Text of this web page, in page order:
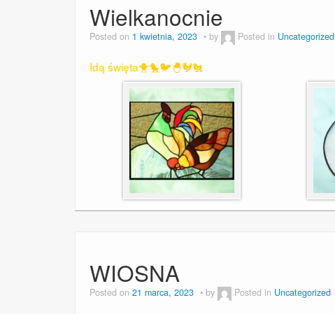
Wielkanocnie
Posted on 1 kwietnia, 2023 by Posted in Uncategorized
Idą święta🐥🐤🐦🐣🐓🐔
WIOSNA
Posted on 21 marca, 2023 by Posted in Uncategorized